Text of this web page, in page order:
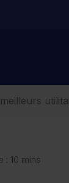
: 10 mins